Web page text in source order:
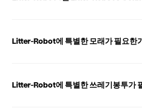
Litter-Robot에 특별한 모래가 필요한
Litter-Robot에 특별한 쓰레기봉투가